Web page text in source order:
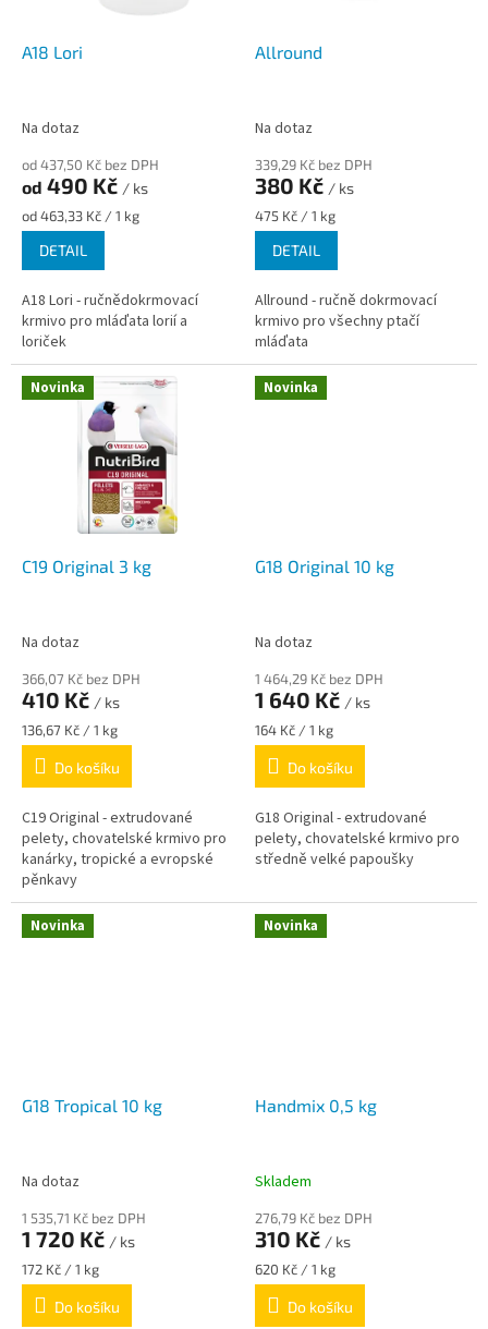
A18 Lori
Na dotaz
od 437,50 Kč bez DPH
od 490 Kč / ks
Měrná
cena:
od 463,33 Kč / 1 kg
DETAIL
A18 Lori - ručnědokrmovací
krmivo pro mláďata lorií a
loriček
Allround
Na dotaz
339,29 Kč bez DPH
380 Kč / ks
Měrná
cena:
475 Kč / 1 kg
DETAIL
Allround - ručně dokrmovací
krmivo pro všechny ptačí
mláďata
Novinka
C19 Original 3 kg
Na dotaz
366,07 Kč bez DPH
410 Kč / ks
Měrná
cena:
136,67 Kč / 1 kg
Do košíku
C19 Original - extrudované
pelety, chovatelské krmivo pro
kanárky, tropické a evropské
pěnkavy
Novinka
G18 Original 10 kg
Na dotaz
1 464,29 Kč bez DPH
1 640 Kč / ks
Měrná
cena:
164 Kč / 1 kg
Do košíku
G18 Original - extrudované
pelety, chovatelské krmivo pro
středně velké papoušky
Novinka
G18 Tropical 10 kg
Na dotaz
1 535,71 Kč bez DPH
1 720 Kč / ks
Měrná
cena:
172 Kč / 1 kg
Do košíku
Novinka
Handmix 0,5 kg
Skladem
276,79 Kč bez DPH
310 Kč / ks
Měrná
cena:
620 Kč / 1 kg
Do košíku